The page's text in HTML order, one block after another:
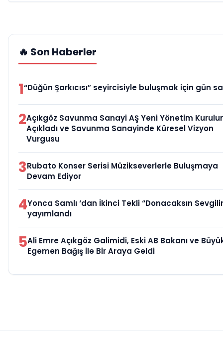
🔥 Son Haberler
1“Düğün Şarkıcısı” seyircisiyle buluşmak için gün
2Açıkgöz Savunma Sanayi AŞ Yeni Yönetim
Açıkladı ve Savunma Sanayinde Küresel Vizyon
Vurgusu
3Rubato Konser Serisi Müzikseverlerle Buluşmaya
Devam Ediyor
4Yonca Samlı ‘dan İkinci Tekli “Donacaksın
yayımlandı
5Ali Emre Açıkgöz Galimidi, Eski AB Bakanı ve
Egemen Bağış ile Bir Araya Geldi